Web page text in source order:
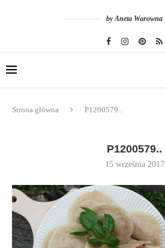
by Aneta Warowna
Strona główna P1200579..
P1200579..
15 września 2017